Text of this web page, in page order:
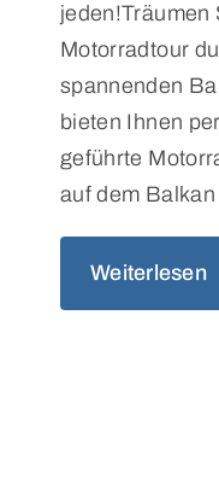
jeden!Träumen
Motorradtour
spannenden
bieten Ihnen
geführte
auf dem
Weiterlesen